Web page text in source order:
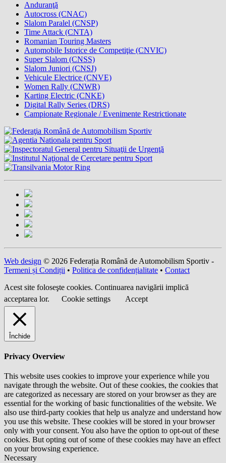
Anduranţă
Autocross (CNAC)
Slalom Paralel (CNSP)
Time Attack (CNTA)
Romanian Touring Masters
Automobile Istorice de Competiţie (CNVIC)
Super Slalom (CNSS)
Slalom Juniori (CNSJ)
Vehicule Electrice (CNVE)
Women Rally (CNWR)
Karting Electric (CNKE)
Digital Rally Series (DRS)
Campionate Regionale / Evenimente Restrictionate
Web design © 2026 Federația Română de Automobilism Sportiv -
Termeni și Condiții • Politica de confidențialitate • Contact
Acest site foloseşte cookies. Continuarea navigării implică
acceptarea lor.
Cookie settings Accept
Închide
Privacy Overview
This website uses cookies to improve your experience while you
navigate through the website. Out of these cookies, the cookies that
are categorized as necessary are stored on your browser as they are
essential for the working of basic functionalities of the website. We
also use third-party cookies that help us analyze and understand how
you use this website. These cookies will be stored in your browser
only with your consent. You also have the option to opt-out of these
cookies. But opting out of some of these cookies may have an effect
on your browsing experience.
Necessary